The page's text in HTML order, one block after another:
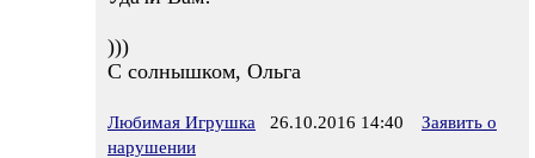
)))
С солнышком, Ольга
Любимая Игрушка 26.10.2016 14:40
Заявить о
нарушении